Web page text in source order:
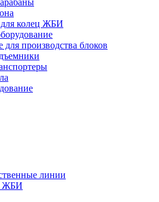
колец ЖБИ
для производства блоков
линии
ЖБИ